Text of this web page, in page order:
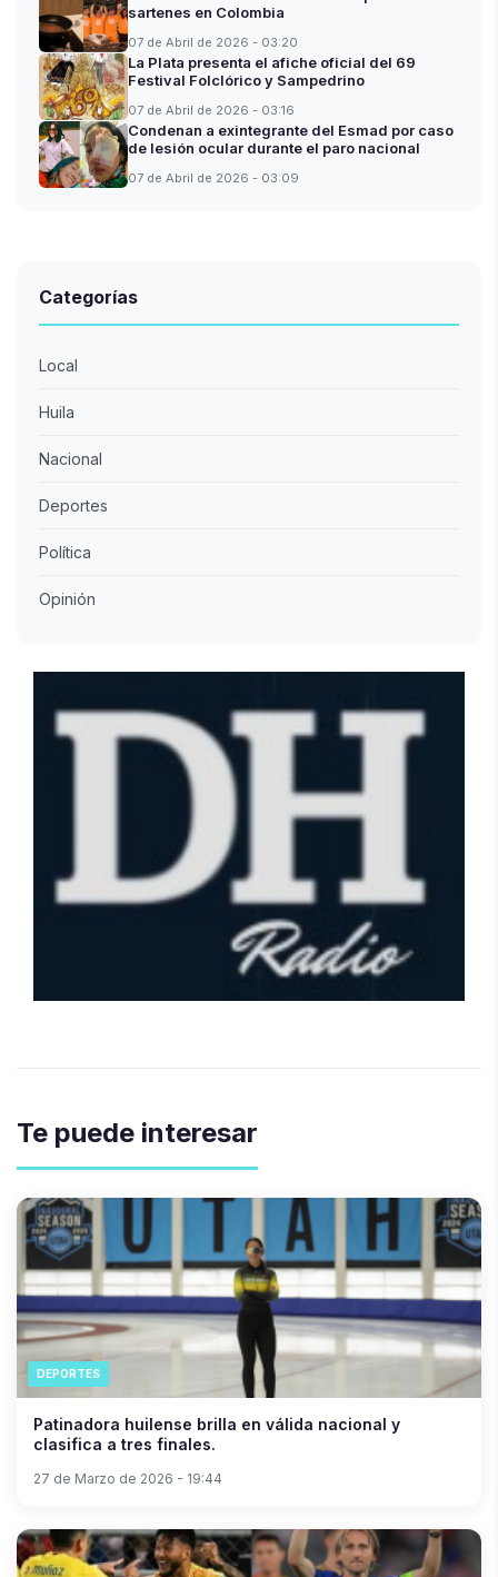
sartenes en Colombia
07 de Abril de 2026 - 03:20
La Plata presenta el afiche oficial del 69
Festival Folclórico y Sampedrino
07 de Abril de 2026 - 03:16
Condenan a exintegrante del Esmad por caso
de lesión ocular durante el paro nacional
07 de Abril de 2026 - 03:09
Categorías
Local
Huila
Nacional
Deportes
Política
Opinión
Te puede interesar
DEPORTES
Patinadora huilense brilla en válida nacional y
clasifica a tres finales.
27 de Marzo de 2026 - 19:44